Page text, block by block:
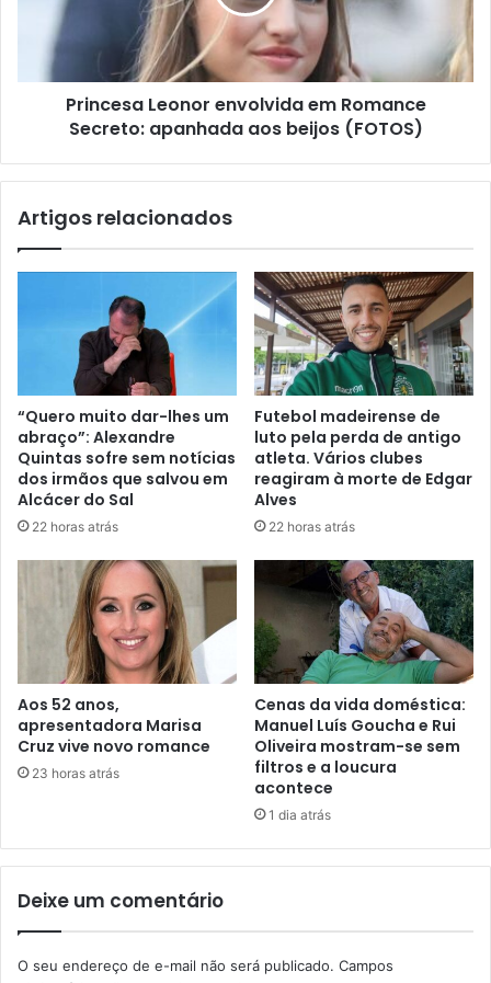
Princesa Leonor envolvida em Romance
Secreto: apanhada aos beijos (FOTOS)
Artigos relacionados
“Quero muito dar-lhes um
abraço”: Alexandre
Quintas sofre sem notícias
dos irmãos que salvou em
Alcácer do Sal
22 horas atrás
Futebol madeirense de
luto pela perda de antigo
atleta. Vários clubes
reagiram à morte de Edgar
Alves
22 horas atrás
Aos 52 anos,
apresentadora Marisa
Cruz vive novo romance
23 horas atrás
Cenas da vida doméstica:
Manuel Luís Goucha e Rui
Oliveira mostram-se sem
filtros e a loucura
acontece
1 dia atrás
Deixe um comentário
O seu endereço de e-mail não será publicado. Campos